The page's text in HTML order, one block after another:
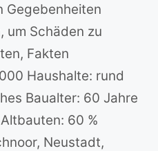
Gegebenheiten
um Schäden zu
Fakten
Haushalte: rund
Baualter: 60 Jahre
60 %
Neustadt,